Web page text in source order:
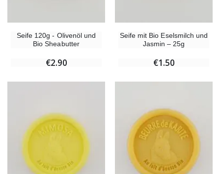
Seife 120g - Olivenöl und
Bio Sheabutter
€2.90
Seife mit Bio Eselsmilch und
Jasmin – 25g
€1.50